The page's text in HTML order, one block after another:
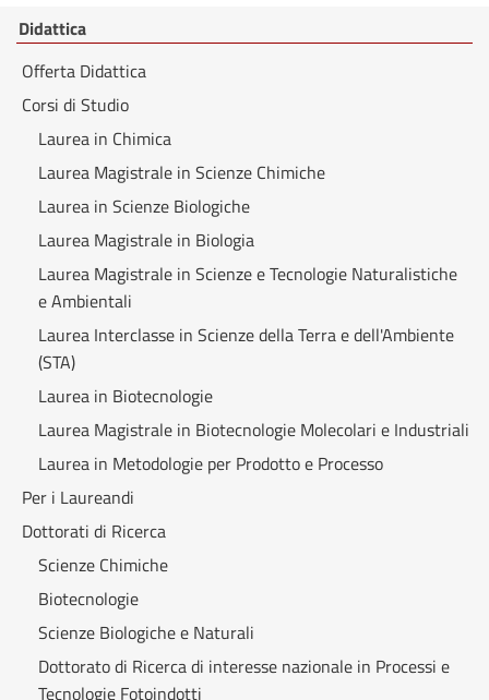
Didattica
Offerta Didattica
Corsi di Studio
Laurea in Chimica
Laurea Magistrale in Scienze Chimiche
Laurea in Scienze Biologiche
Laurea Magistrale in Biologia
Laurea Magistrale in Scienze e Tecnologie Naturalistiche
e Ambientali
Laurea Interclasse in Scienze della Terra e dell'Ambiente
(STA)
Laurea in Biotecnologie
Laurea Magistrale in Biotecnologie Molecolari e Industriali
Laurea in Metodologie per Prodotto e Processo
Per i Laureandi
Dottorati di Ricerca
Scienze Chimiche
Biotecnologie
Scienze Biologiche e Naturali
Dottorato di Ricerca di interesse nazionale in Processi e
Tecnologie Fotoindotti